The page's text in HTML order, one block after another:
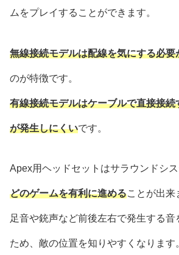
ムをプレイすることができます。
無線接続モデルは配線を気にする必要
のが特徴です。
有線接続モデルはケーブルで直接接続
が発生しにくいです。
Apex用ヘッドセットはサラウンドシ
どのゲームを有利に進めることが出来
足音や銃声など前後左右で発生する音
ため、敵の位置を知りやすくなります